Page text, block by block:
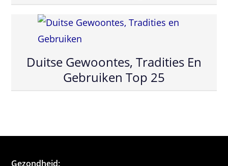
Duitse Gewoontes, Tradities En
Gebruiken Top 25
Gezondheid: